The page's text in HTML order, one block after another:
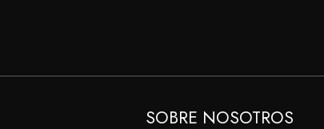
SOBRE NOSOTROS